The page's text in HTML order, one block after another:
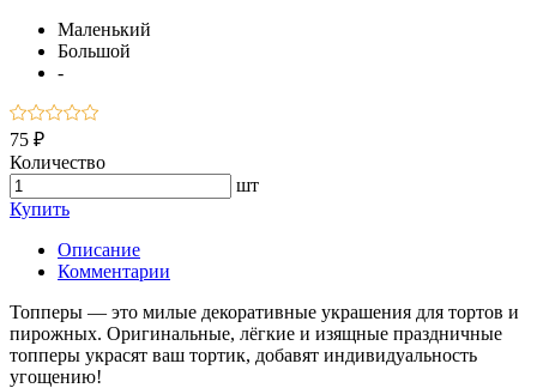
Маленький
Большой
-
75 ₽
Количество
шт
Купить
Описание
Комментарии
Топперы — это милые декоративные украшения для тортов и
пирожных. Оригинальные, лёгкие и изящные праздничные
топперы украсят ваш тортик, добавят индивидуальность
угощению!